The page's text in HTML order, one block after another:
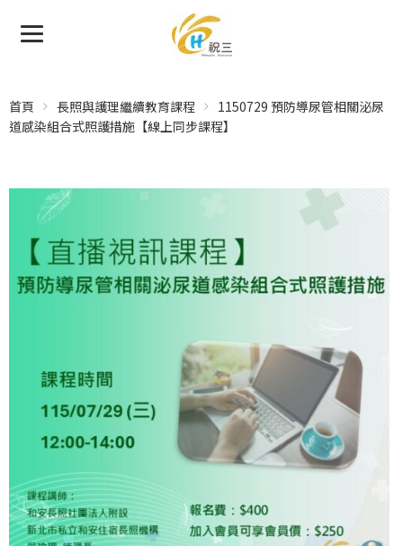
首頁 長照與護理繼續教育課程
1150729 預防導尿管相關泌尿
道感染組合式照護措施【線上同步課程】